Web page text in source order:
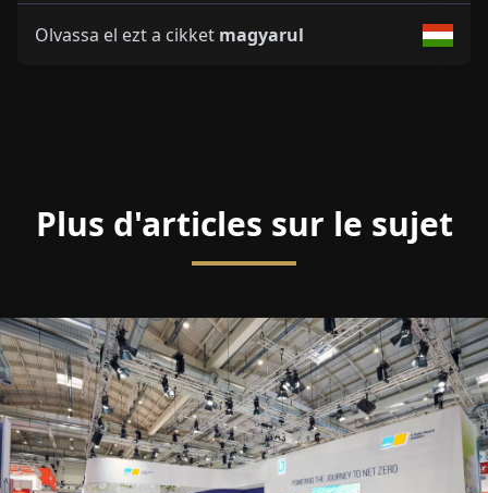
Olvassa el ezt a cikket magyarul
Plus d'articles sur le sujet